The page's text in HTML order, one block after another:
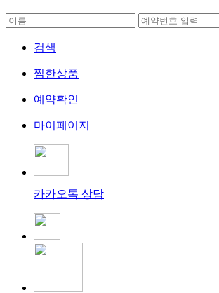
검색
찜한상품
예약확인
마이페이지
카카오톡 상담